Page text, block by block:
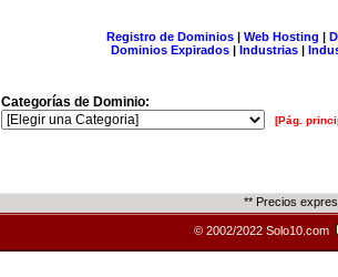
Registro de Dominios| Web Hosting |
Dominios Expirados | Industrias |
Categorías de Dominio:
[Pág.
** Precios
© 2002/2022 Solo10.com